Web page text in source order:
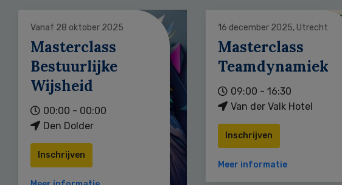
Vanaf 28 oktober 2025
Masterclass
Bestuurlijke
Wijsheid
00:00 - 00:00
Den Dolder
Inschrijven
16 december 2025, Utrecht
Masterclass
Teamdynamiek
09:00 - 16:30
Van der Valk Hotel
Inschrijven
Meer informatie